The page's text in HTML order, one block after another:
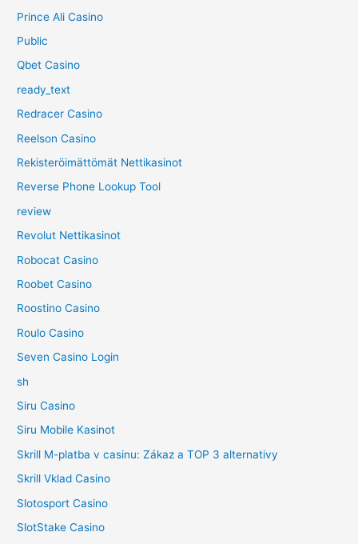
Prince Ali Casino
Public
Qbet Casino
ready_text
Redracer Casino
Reelson Casino
Rekisteröimättömät Nettikasinot
Reverse Phone Lookup Tool
review
Revolut Nettikasinot
Robocat Casino
Roobet Casino
Roostino Casino
Roulo Casino
Seven Casino Login
sh
Siru Casino
Siru Mobile Kasinot
Skrill M-platba v casinu: Zákaz a TOP 3 alternativy
Skrill Vklad Casino
Slotosport Casino
SlotStake Casino